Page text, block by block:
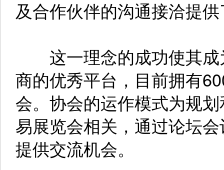
及合作伙伴的沟通接洽提
这一理念的成功使其成
商的优秀平台，目前拥有
会。协会的运作模式为规
易展览会相关，通过论坛
提供交流机会。